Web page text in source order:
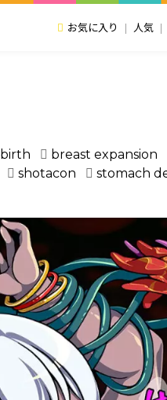
お気に入り 人気
birth breast expansion
shotacon stomach